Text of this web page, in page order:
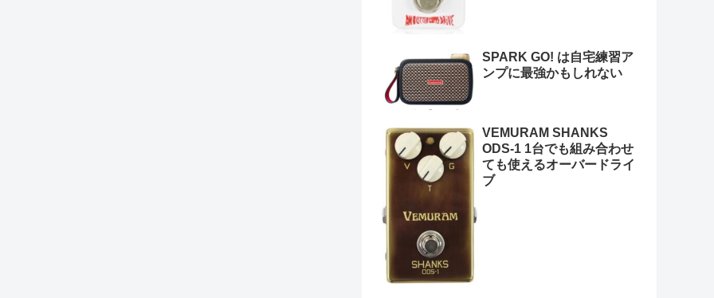
SPARK GO! は自宅練習ア
ンプに最強かもしれない
VEMURAM SHANKS
ODS-1 1台でも組み合わせ
ても使えるオーバードライ
ブ